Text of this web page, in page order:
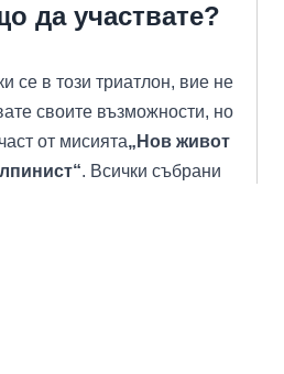
да участвате?
се в този триатлон, вие не
своите възможности, но
от мисията„Нов живот
. Всички събрани